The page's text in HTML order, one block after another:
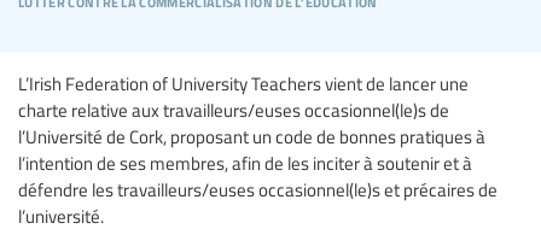
L’Irish Federation of University Teachers vient de lancer une
charte relative aux travailleurs/euses occasionnel(le)s de
l’Université de Cork, proposant un code de bonnes pratiques à
l’intention de ses membres, afin de les inciter à soutenir et à
défendre les travailleurs/euses occasionnel(le)s et précaires de
l’université.